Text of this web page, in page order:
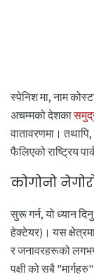
स्पेनिश मा, नाम
अचम्मको देशका
वातावरणमा।
फैलिएको राष्ट्रिय
कोगोनो
सुरू गर्न, यो ध्यान
हेक्टेयर)। यस
र जनावरहरूको
पक्षी को सबै